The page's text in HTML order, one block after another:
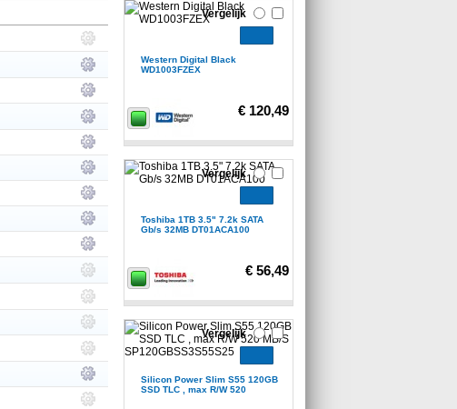
Western Digital Black
WD1003FZEX
€ 120,49
Vergelijk
Toshiba 1TB 3.5" 7.2k SATA
Gb/s 32MB DT01ACA100
€ 56,49
Vergelijk
Silicon Power Slim S55 120GB
SSD TLC , max R/W 520
Vergelijk